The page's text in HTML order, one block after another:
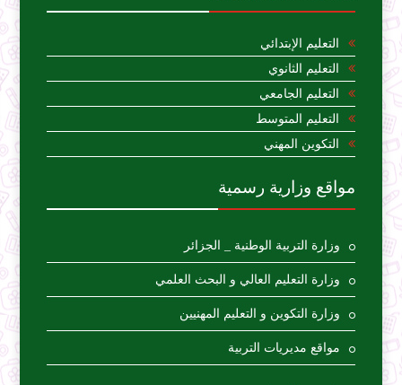
التعليم الإبتدائي
التعليم الثانوي
التعليم الجامعي
التعليم المتوسط
التكوين المهني
مواقع وزارية رسمية
وزارة التربية الوطنية _ الجزائر
وزارة التعليم العالي و البحث العلمي
وزارة التكوين و التعليم المهنيين
مواقع مديريات التربية